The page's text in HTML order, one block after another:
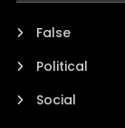
False
Political
Social